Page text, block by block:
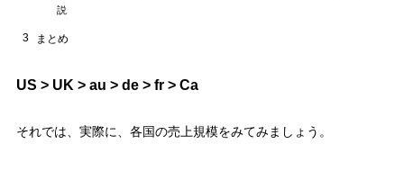
説
3 まとめ
US > UK > au > de > fr > Ca
それでは、実際に、各国の売上規模をみてみましょう。